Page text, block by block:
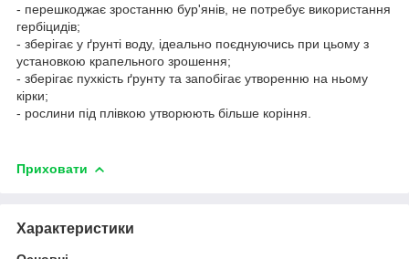
- перешкоджає зростанню бур'янів, не потребує використання
гербіцидів;
- зберігає у ґрунті воду, ідеально поєднуючись при цьому з
установкою крапельного зрошення;
- зберігає пухкість ґрунту та запобігає утворенню на ньому
кірки;
- рослини під плівкою утворюють більше коріння.
Приховати
Характеристики